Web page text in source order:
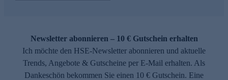
Newsletter abonnieren – 10 € Gutschein erhalten
Ich möchte den HSE-Newsletter abonnieren und aktuelle
Trends, Angebote & Gutscheine per E-Mail erhalten. Als
Dankeschön bekommen Sie einen 10 € Gutschein. Eine